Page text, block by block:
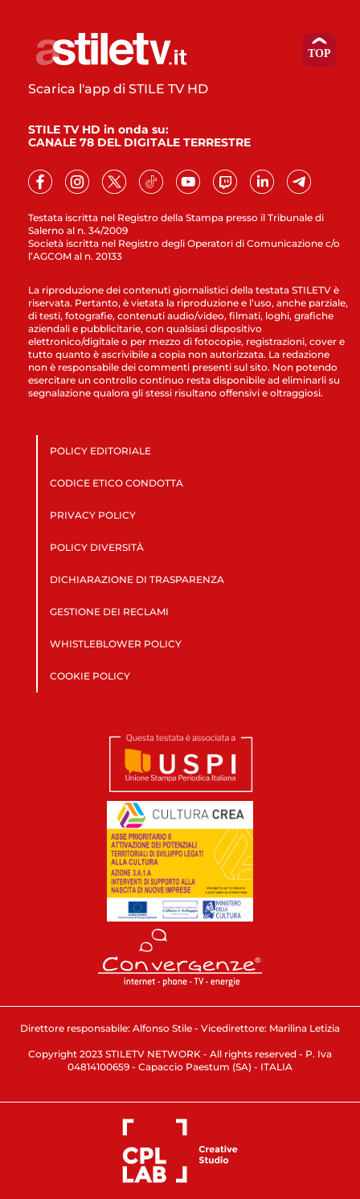
Testata iscritta nel Registro della Stampa presso il Tribunale di
Salerno al n. 34/2009
Società iscritta nel Registro degli Operatori di Comunicazione c/o
l’AGCOM al n. 20133
Scarica l'app di STILE TV HD
STILE TV HD in onda su:
CANALE 78 DEL DIGITALE TERRESTRE
La riproduzione dei contenuti giornalistici della testata STILETV è
riservata. Pertanto, è vietata la riproduzione e l’uso, anche parziale,
di testi, fotografie, contenuti audio/video, filmati, loghi, grafiche
aziendali e pubblicitarie, con qualsiasi dispositivo
elettronico/digitale o per mezzo di fotocopie, registrazioni, cover e
tutto quanto è ascrivibile a copia non autorizzata. La redazione
non è responsabile dei commenti presenti sul sito. Non potendo
esercitare un controllo continuo resta disponibile ad eliminarli su
segnalazione qualora gli stessi risultano offensivi e oltraggiosi.
POLICY EDITORIALE
CODICE ETICO CONDOTTA
PRIVACY POLICY
POLICY DIVERSITÀ
DICHIARAZIONE DI TRASPARENZA
GESTIONE DEI RECLAMI
WHISTLEBLOWER POLICY
COOKIE POLICY
Direttore responsabile: Alfonso Stile - Vicedirettore: Marilina Letizia
Copyright 2023 STILETV NETWORK - All rights reserved - P. Iva
04814100659 - Capaccio Paestum (SA) - ITALIA